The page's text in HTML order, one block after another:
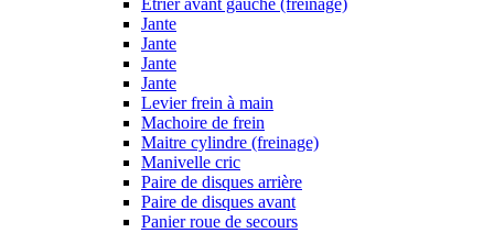
Étrier avant gauche (freinage)
Jante
Jante
Jante
Jante
Levier frein à main
Machoire de frein
Maitre cylindre (freinage)
Manivelle cric
Paire de disques arrière
Paire de disques avant
Panier roue de secours